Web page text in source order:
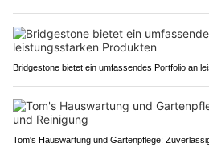
Bridgestone bietet ein umfassendes Portfolio an
Tom's Hauswartung und Gartenpflege: